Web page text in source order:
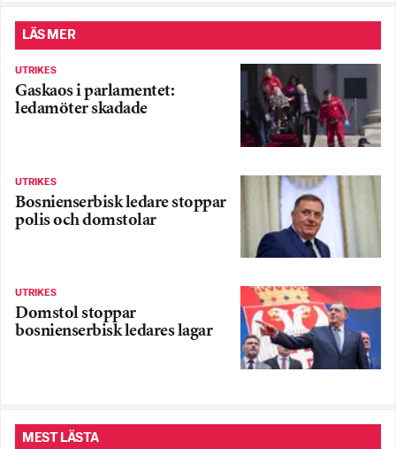
LÄS MER
UTRIKES
Gaskaos i parlamentet:
ledamöter skadade
UTRIKES
Bosnienserbisk ledare stoppar
polis och domstolar
UTRIKES
Domstol stoppar
bosnienserbisk ledares lagar
MEST LÄSTA